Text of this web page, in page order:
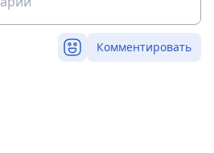
Комментировать